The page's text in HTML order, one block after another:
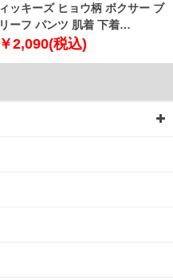
ィッキーズ ヒョウ柄 ボクサー ブ
リーフ パンツ 肌着 下着
80533200
￥2,090(税込)